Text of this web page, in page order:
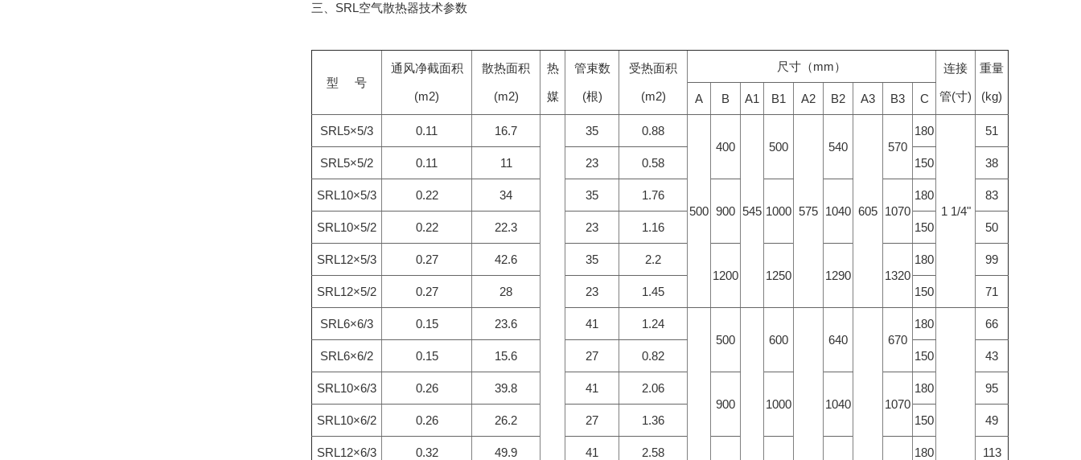
三、SRL空气散热器技术参数
型 号
通风净截面积
(m2)
散热面积
(m2)
热
媒
管束数
(根)
受热面积
(m2)
尺寸（mm） 连接
管(寸)
重量
(kg)
A B A1 B1 A2 B2 A3 B3 C
SRL5×5/3 0.11 16.7 35 0.88
500
400
545
500
575
540
605
570
180
1 1/4"
51
SRL5×5/2 0.11 11 23 0.58 150 38
SRL10×5/3 0.22 34 35
1.76
900
1000 1040 1070
180 83
SRL10×5/2 0.22 22.3 23 1.16 150 50
SRL12×5/3 0.27 42.6 35
2.2
1200
1250 1290 1320
180 99
SRL12×5/2 0.27 28 23 1.45 150 71
SRL6×6/3 0.15 23.6 41 1.24
500 600 640 670
180 66
SRL6×6/2 0.15 15.6 27 0.82 150 43
SRL10×6/3 0.26 39.8 41
2.06
900
1000 1040 1070
180 95
SRL10×6/2 0.26 26.2 27 1.36 150 49
SRL12×6/3 0.32 49.9 41
2.58
180 113